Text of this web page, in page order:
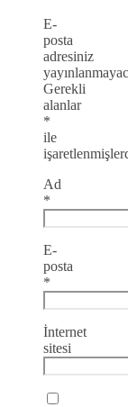
E-
posta
adresiniz
Gerekli
alanlar
*
ile
Ad
*
E-
posta
*
İnternet
sitesi